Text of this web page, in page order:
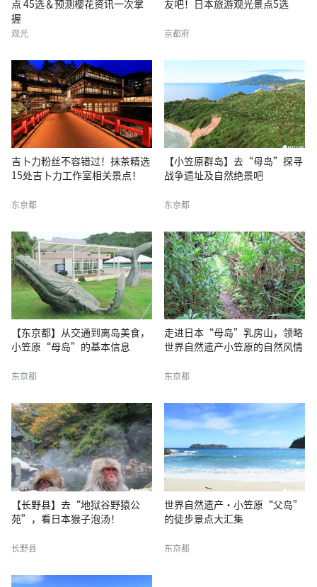
点 45选＆预测樱花资讯一次掌
握
观光
友吧！日本旅游观光景点5选
京都府
吉卜力粉丝不容错过！抹茶精选
15处吉卜力工作室相关景点！
东京都
【小笠原群岛】去“母岛”探寻
战争遗址及自然绝景吧
东京都
【东京都】从交通到离岛美食，
小笠原“母岛”的基本信息
东京都
走进日本“母岛”乳房山，领略
世界自然遗产小笠原的自然风情
东京都
【长野县】去“地狱谷野猿公
苑”，看日本猴子泡汤！
长野县
世界自然遗产・小笠原“父岛”
的徒步景点大汇集
东京都